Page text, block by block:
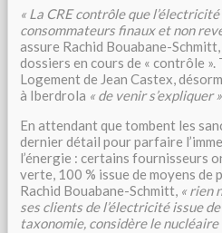
« La CRE contrôle que
consommateurs finaux et non
assure Rachid Bouabane-
dossiers en cours de « contrôle
Logement de Jean Castex,
à Iberdrola « de venir s’expliquer »
En attendant que tombent les
dernier détail pour parfaire
l’énergie : certains fournisseurs
verte, 100 % issue de moyens
Rachid Bouabane-Schmitt, « rien
ses clients de l’électricité issue
taxonomie, considère le